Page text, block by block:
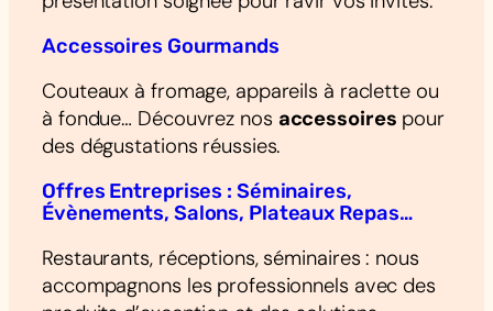
Accessoires Gourmands
Couteaux à fromage, appareils à raclette ou
à fondue… Découvrez nos accessoires pour
des dégustations réussies.
Offres Entreprises : Séminaires,
Évènements, Salons, Plateaux Repas…
Restaurants, réceptions, séminaires : nous
accompagnons les professionnels avec des